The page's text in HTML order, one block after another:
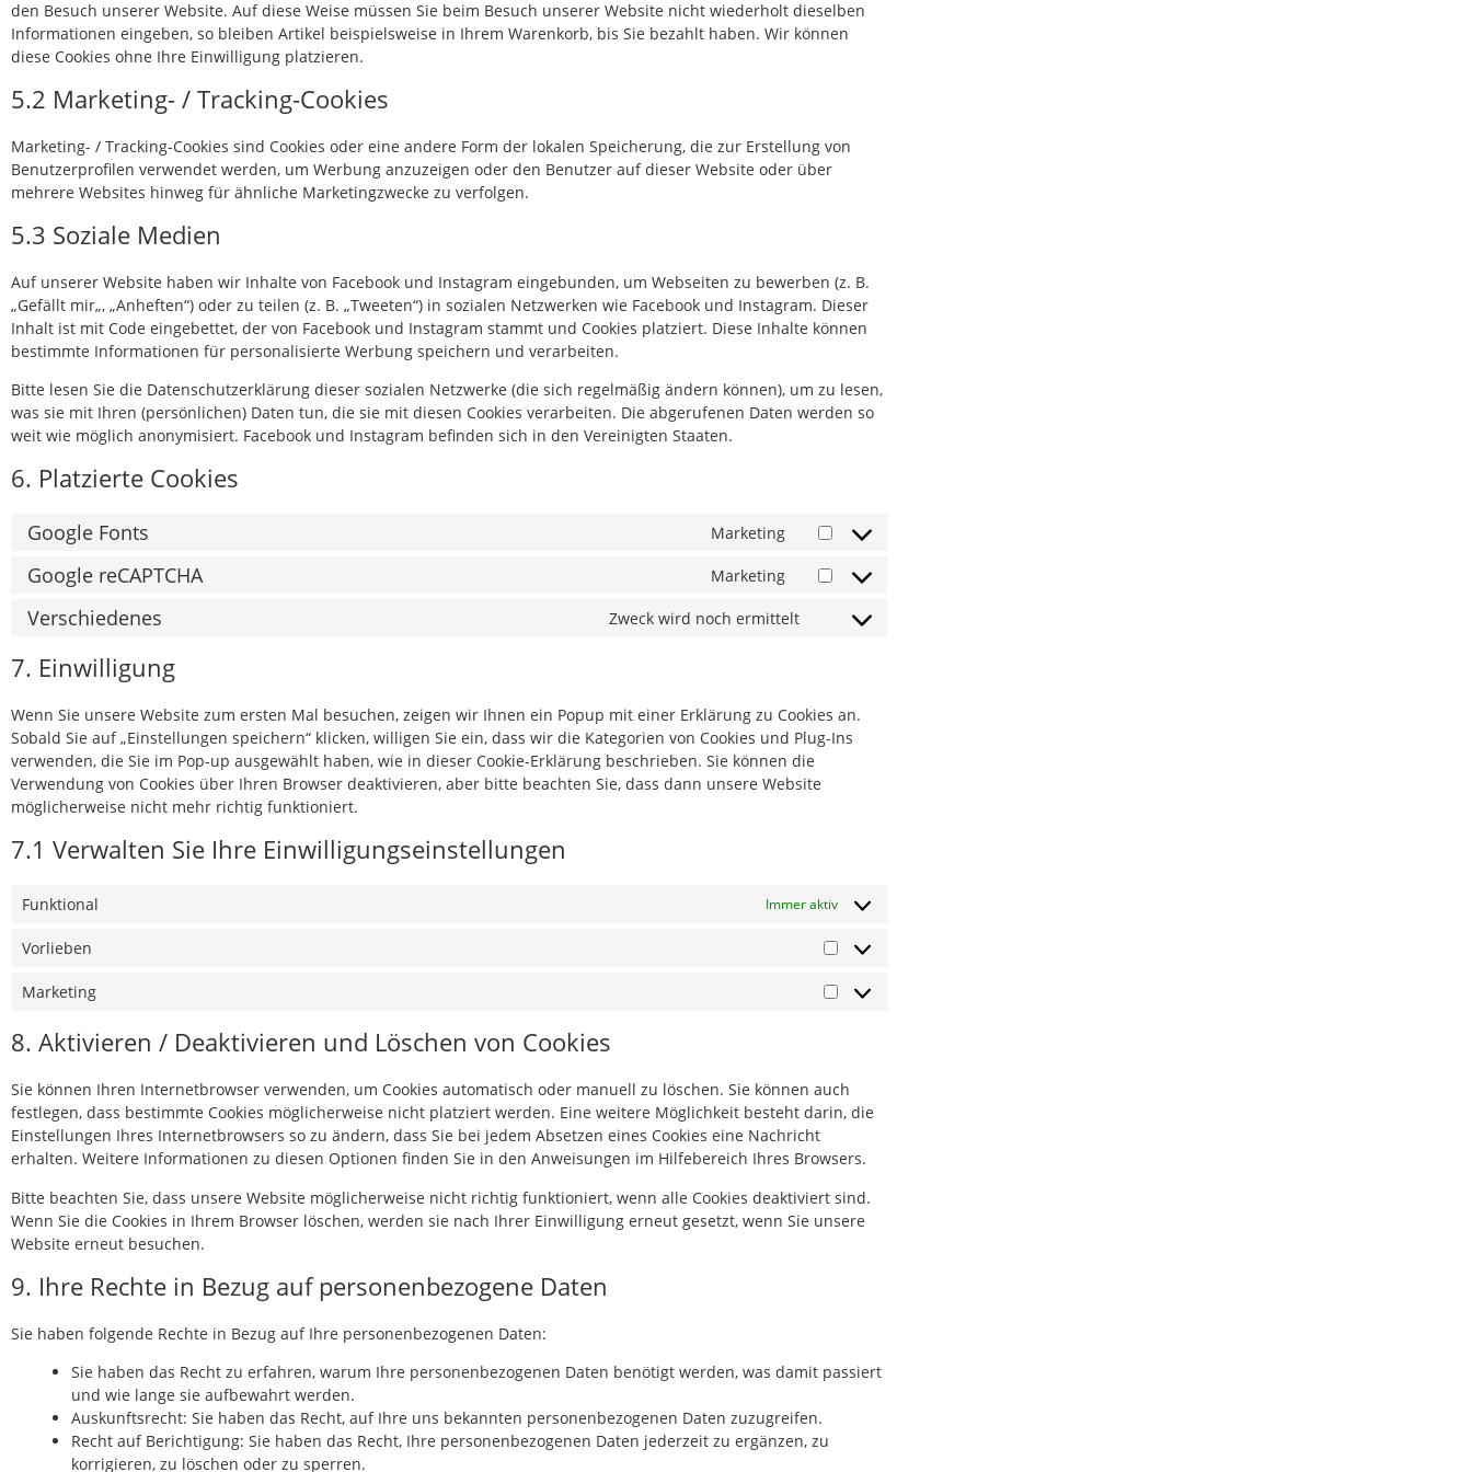
den Besuch unserer Website. Auf diese Weise müssen Sie beim Besuch unserer Website nicht wiederholt dieselben
Informationen eingeben, so bleiben Artikel beispielsweise in Ihrem Warenkorb, bis Sie bezahlt haben. Wir können
diese Cookies ohne Ihre Einwilligung platzieren.
5.2 Marketing- / Tracking-Cookies
Marketing- / Tracking-Cookies sind Cookies oder eine andere Form der lokalen Speicherung, die zur Erstellung von
Benutzerprofilen verwendet werden, um Werbung anzuzeigen oder den Benutzer auf dieser Website oder über
mehrere Websites hinweg für ähnliche Marketingzwecke zu verfolgen.
5.3 Soziale Medien
Auf unserer Website haben wir Inhalte von Facebook und Instagram eingebunden, um Webseiten zu bewerben (z. B.
„Gefällt mir„, „Anheften“) oder zu teilen (z. B. „Tweeten“) in sozialen Netzwerken wie Facebook und Instagram. Dieser
Inhalt ist mit Code eingebettet, der von Facebook und Instagram stammt und Cookies platziert. Diese Inhalte können
bestimmte Informationen für personalisierte Werbung speichern und verarbeiten.
Bitte lesen Sie die Datenschutzerklärung dieser sozialen Netzwerke (die sich regelmäßig ändern können), um zu lesen,
was sie mit Ihren (persönlichen) Daten tun, die sie mit diesen Cookies verarbeiten. Die abgerufenen Daten werden so
weit wie möglich anonymisiert. Facebook und Instagram befinden sich in den Vereinigten Staaten.
6. Platzierte Cookies
Google Fonts Marketing
Google reCAPTCHA Marketing
Verschiedenes Zweck wird noch ermittelt
7. Einwilligung
Wenn Sie unsere Website zum ersten Mal besuchen, zeigen wir Ihnen ein Popup mit einer Erklärung zu Cookies an.
Sobald Sie auf „Einstellungen speichern“ klicken, willigen Sie ein, dass wir die Kategorien von Cookies und Plug-Ins
verwenden, die Sie im Pop-up ausgewählt haben, wie in dieser Cookie-Erklärung beschrieben. Sie können die
Verwendung von Cookies über Ihren Browser deaktivieren, aber bitte beachten Sie, dass dann unsere Website
möglicherweise nicht mehr richtig funktioniert.
7.1 Verwalten Sie Ihre Einwilligungseinstellungen
Funktional Immer aktiv
Vorlieben
Marketing
8. Aktivieren / Deaktivieren und Löschen von Cookies
Sie können Ihren Internetbrowser verwenden, um Cookies automatisch oder manuell zu löschen. Sie können auch
festlegen, dass bestimmte Cookies möglicherweise nicht platziert werden. Eine weitere Möglichkeit besteht darin, die
Einstellungen Ihres Internetbrowsers so zu ändern, dass Sie bei jedem Absetzen eines Cookies eine Nachricht
erhalten. Weitere Informationen zu diesen Optionen finden Sie in den Anweisungen im Hilfebereich Ihres Browsers.
Bitte beachten Sie, dass unsere Website möglicherweise nicht richtig funktioniert, wenn alle Cookies deaktiviert sind.
Wenn Sie die Cookies in Ihrem Browser löschen, werden sie nach Ihrer Einwilligung erneut gesetzt, wenn Sie unsere
Website erneut besuchen.
9. Ihre Rechte in Bezug auf personenbezogene Daten
Sie haben folgende Rechte in Bezug auf Ihre personenbezogenen Daten:
Sie haben das Recht zu erfahren, warum Ihre personenbezogenen Daten benötigt werden, was damit passiert
und wie lange sie aufbewahrt werden.
Auskunftsrecht: Sie haben das Recht, auf Ihre uns bekannten personenbezogenen Daten zuzugreifen.
Recht auf Berichtigung: Sie haben das Recht, Ihre personenbezogenen Daten jederzeit zu ergänzen, zu
korrigieren, zu löschen oder zu sperren.